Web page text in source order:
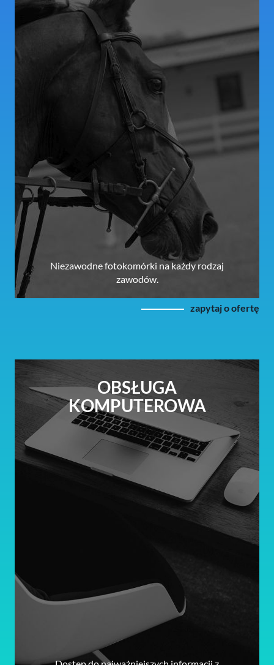
Niezawodne fotokomórki na każdy rodzaj
zawodów.
zapytaj o ofertę
OBSŁUGA
KOMPUTEROWA